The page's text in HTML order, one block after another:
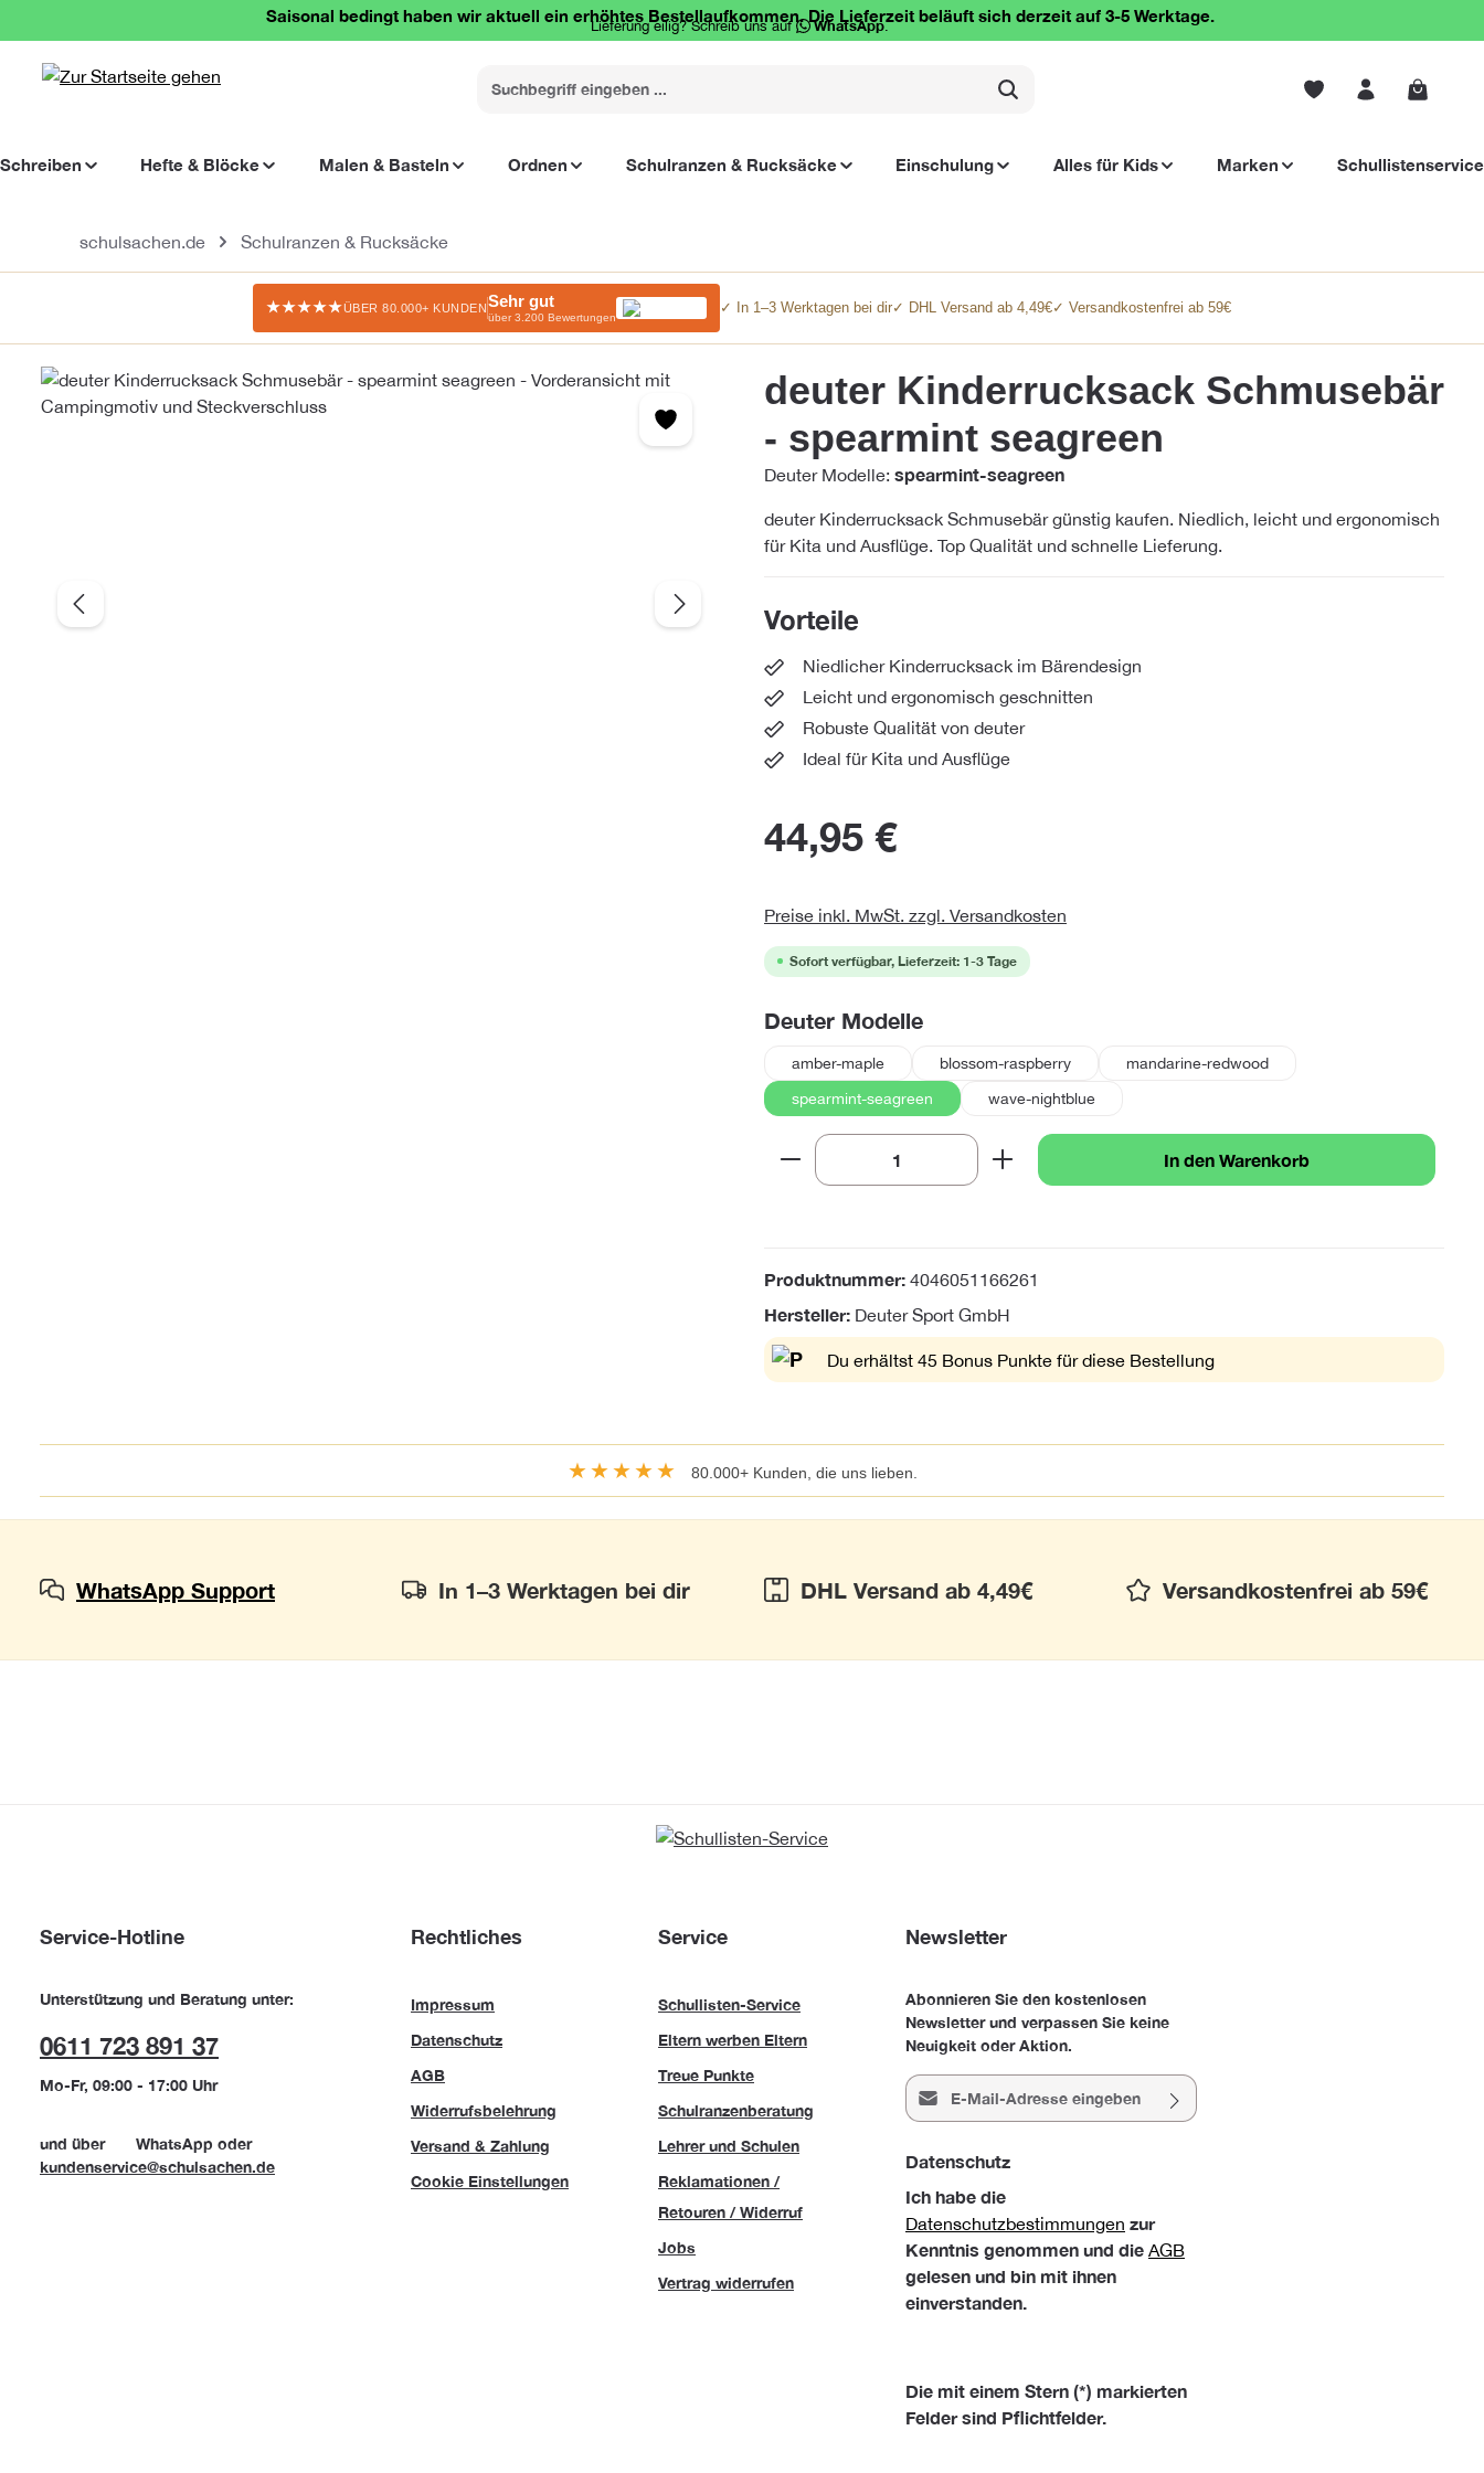
Zur Hauptnavigation springenSaisonal bedingt haben wir aktuell ein erhöhtes Bestellaufkommen. Die Lieferzeit beläuft sich derzeit auf 3-5 Werktage.
Lieferung eilig? Schreib uns auf WhatsApp.
Schreiben Hefte & Blöcke Malen & Basteln Ordnen Schulranzen & Rucksäcke Einschulung Alles für Kids Marken Schullistenservice
schulsachen.de Schulranzen & Rucksäcke
★★★★★ÜBER 80.000+ KUNDENSehr gut
über 3.200 Bewertungen
✓ In 1–3 Werktagen bei dir✓ DHL Versand ab 4,49€✓ Versandkostenfrei ab 59€
Bildergalerie überspringen
deuter Kinderrucksack Schmusebär
- spearmint seagreen
Deuter Modelle: spearmint-seagreen
deuter Kinderrucksack Schmusebär günstig kaufen. Niedlich, leicht und ergonomisch
für Kita und Ausflüge. Top Qualität und schnelle Lieferung.
Vorteile
Niedlicher Kinderrucksack im Bärendesign
Leicht und ergonomisch geschnitten
Robuste Qualität von deuter
Ideal für Kita und Ausflüge
44,95 €
Preise inkl. MwSt. zzgl. Versandkosten
Sofort verfügbar, Lieferzeit: 1-3 Tage
Deuter Modelleauswählen
amber-maple blossom-raspberry
mandarine-redwood
spearmint-seagreen
wave-nightblue
Produkt Anzahl: Gib den gewünschten Wert ein oder
In den Warenkorb
Produktnummer: 4046051166261
Hersteller: Deuter Sport GmbH
Du erhältst 45 Bonus Punkte für diese Bestellung
★★★★★ 80.000+ Kunden, die uns lieben.
WhatsApp Support In 1–3 Werktagen bei dir DHL Versand ab 4,49€ Versandkostenfrei ab 59€
Service-Hotline
Unterstützung und Beratung unter:
0611 723 891 37
Mo-Fr, 09:00 - 17:00 Uhr
und über WhatsApp oder
kundenservice@schulsachen.de
Rechtliches
Impressum
Datenschutz
AGB
Widerrufsbelehrung
Versand & Zahlung
Cookie Einstellungen
Service
Schullisten-Service
Eltern werben Eltern
Treue Punkte
Schulranzenberatung
Lehrer und Schulen
Reklamationen /
Retouren / Widerruf
Jobs
Vertrag widerrufen
Newsletter
Abonnieren Sie den kostenlosen
Newsletter und verpassen Sie keine
Neuigkeit oder Aktion.
E-Mail-Adresse*
Datenschutz
Ich habe die
Datenschutzbestimmungen zur
Kenntnis genommen und die AGB
gelesen und bin mit ihnen
einverstanden.
Die mit einem Stern (*) markierten
Felder sind Pflichtfelder.